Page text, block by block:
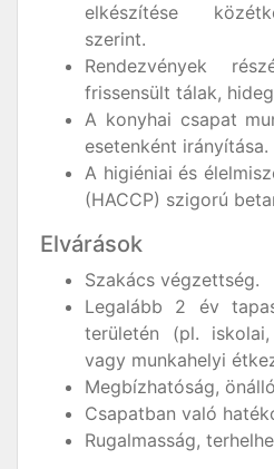
elkészítése
szerint.
Rendezvények
frissensült tálak,
A konyhai csapat
esetenként irányítása.
A higiéniai és
(HACCP) szigorú
Elvárások
Szakács végzettség.
Legalább 2 év
területén (pl.
vagy munkahelyi
Megbízhatóság,
Csapatban való
Rugalmasság,